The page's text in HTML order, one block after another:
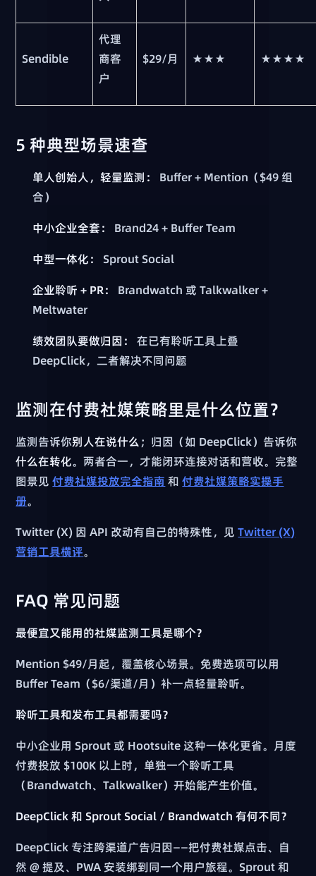
Sendible
代理
商客
户
$29/月 ★★★ ★★★★
5 种典型场景速查
单人创始人，轻量监测：
Buffer + Mention（$49 组
合）
中小企业全套：
Brand24 + Buffer Team
中型一体化：
Sprout Social
企业聆听 + PR：
Brandwatch 或 Talkwalker +
Meltwater
绩效团队要做归因：
在已有聆听工具上叠
DeepClick，二者解决不同问题
监测在付费社媒策略里是什么位置？
监测告诉你别人在说什么；归因（如 DeepClick）告诉你
什么在转化。两者合一，才能闭环连接对话和营收。完整
图景见付费社媒投放完全指南 和付费社媒策略实操手
册。
Twitter (X) 因 API 改动有自己的特殊性，见Twitter (X)
营销工具横评。
FAQ 常见问题
最便宜又能用的社媒监测工具是哪个？
Mention $49/月起，覆盖核心场景。免费选项可以用
Buffer Team（$6/渠道/月）补一点轻量聆听。
聆听工具和发布工具都需要吗？
中小企业用 Sprout 或 Hootsuite 这种一体化更省。月度
付费投放 $100K 以上时，单独一个聆听工具
（Brandwatch、Talkwalker）开始能产生价值。
DeepClick 和 Sprout Social / Brandwatch 有何不同？
DeepClick 专注跨渠道广告归因——把付费社媒点击、自
然 @ 提及、PWA 安装绑到同一个用户旅程。Sprout 和